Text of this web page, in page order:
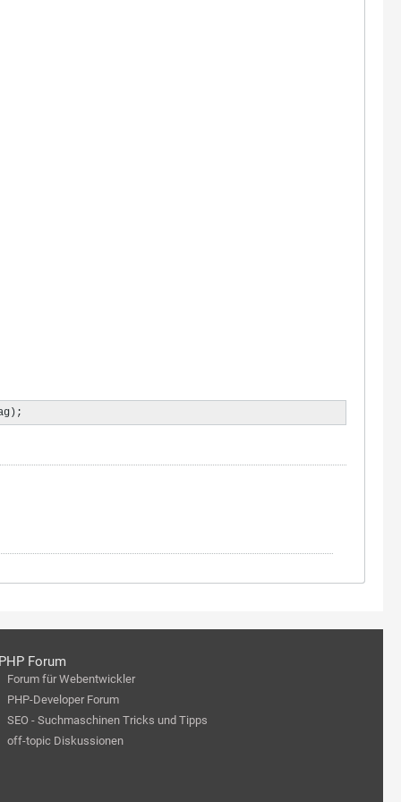
Forum
Forum für Webentwickler
PHP-Developer Forum
SEO - Suchmaschinen Tricks und Tipps
off-topic Diskussionen